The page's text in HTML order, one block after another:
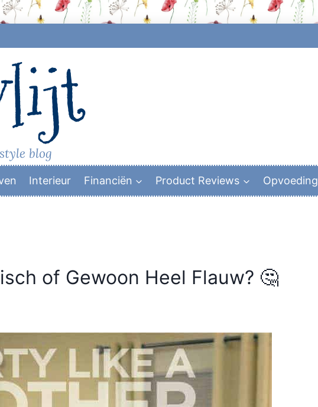
blog
Interieur Financiën Product Reviews Opvoeding
of Gewoon Heel Flauw? 🤔